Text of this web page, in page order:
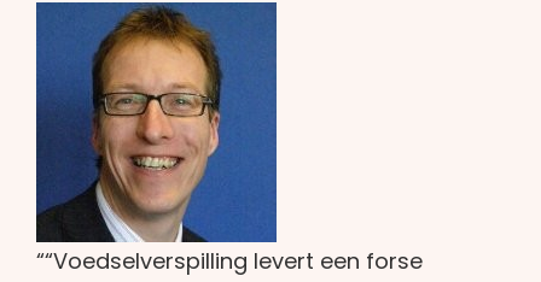
““Voedselverspilling levert een forse